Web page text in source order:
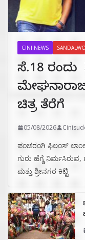
CINI NEWS
ಸೆ.18 ರಂದು
ಚಿತ್ರ
05/08/2026
ಪಂಚರಂಗಿ ಫಿಲಂಸ್
ಗುರು ಹೆಗ್ಡೆ
ಮತ್ತು ಶ್ರೀನಗರ ಕಿಟ್ಟಿ